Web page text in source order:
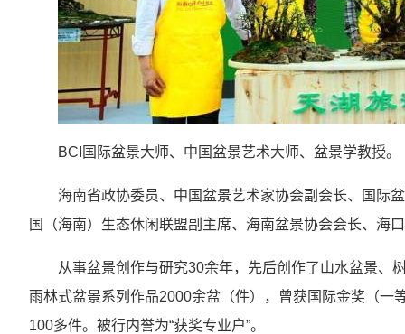
BCI国际盆景大师、中国盆景艺术大师、盆景学教授。
海南省政协委员、中国盆景艺术家协会副会长、国际
国（海南）生态休闲联盟副主席、海南盆景协会会长、海
从事盆景创作与研究30余年，先后创作了山水盆景、
雨林式盆景系列作品2000余盆（件），曾获国际金奖（
100多件。被行内誉为“获奖专业户”。